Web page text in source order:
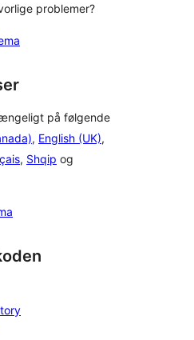
problemer?
på følgende
, English (UK),
, Shqip og